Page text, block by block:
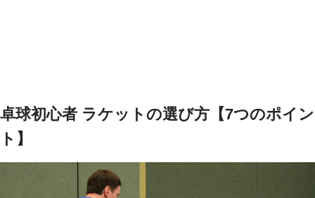
卓球初心者 ラケットの選び方【7つのポイン
ト】